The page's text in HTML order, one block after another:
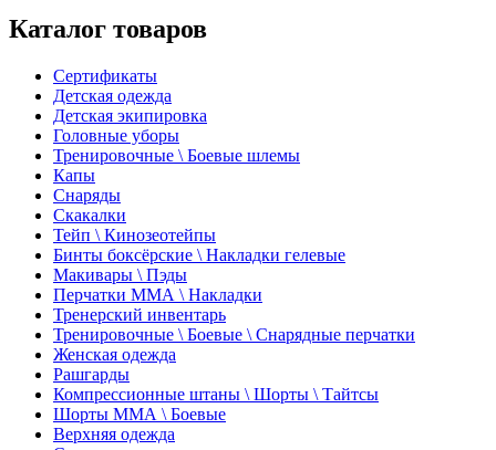
Каталог товаров
Сертификаты
Детская одежда
Детская экипировка
Головные уборы
Тренировочные \ Боевые шлемы
Капы
Снаряды
Скакалки
Тейп \ Кинозеотейпы
Бинты боксёрские \ Накладки гелевые
Макивары \ Пэды
Перчатки ММА \ Накладки
Тренерский инвентарь
Тренировочные \ Боевые \ Снарядные перчатки
Женская одежда
Рашгарды
Компрессионные штаны \ Шорты \ Тайтсы
Шорты ММА \ Боевые
Верхняя одежда